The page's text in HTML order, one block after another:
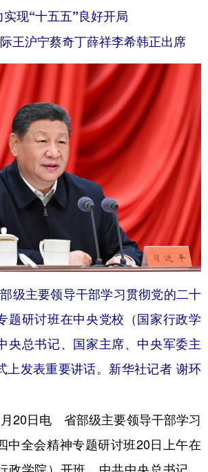
实现“十五五”良好开局
王沪宁蔡奇丁薛祥李希韩正出席
级主要领导干部学习贯彻党的二十
题研讨班在中央党校（国家行政学
央总书记、国家主席、中央军委主
上发表重要讲话。新华社记者 谢环
日电 省部级主要领导干部学习
中全会精神专题研讨班20日上午在
政学院）开班。中共中央总书记、